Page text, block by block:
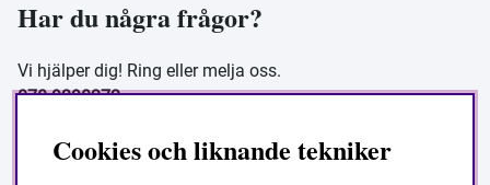
Har du några frågor?
Vi hjälper dig! Ring eller melja oss.
070-9390272
butik@masesgarden.se
Cookies och liknande tekniker